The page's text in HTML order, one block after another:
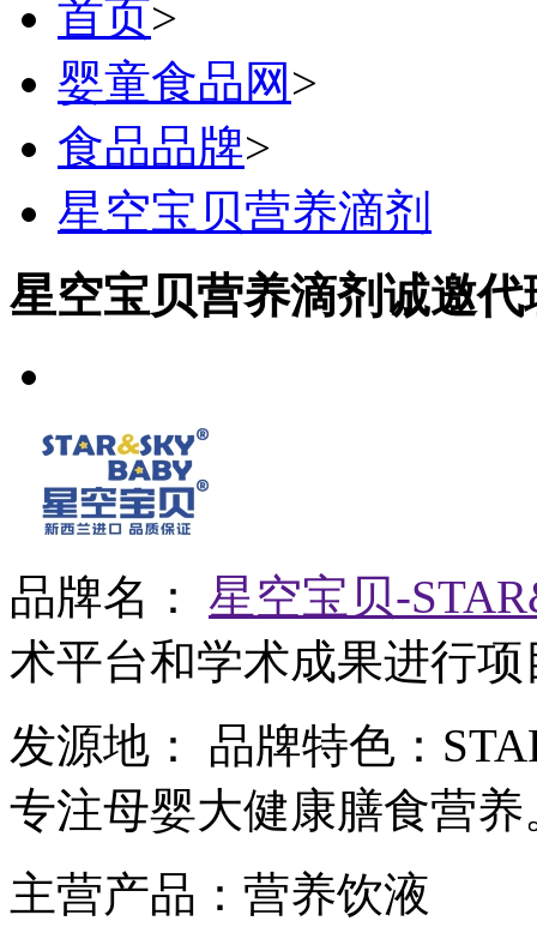
首页>
婴童食品网 >
食品品牌>
星空宝贝营养滴剂
星空宝贝营养滴剂诚邀
品牌名： 星空宝贝-
术平台和学术成果进行
发源地：
品牌特色：
专注母婴大健康膳食营养
主营产品： 营养饮液